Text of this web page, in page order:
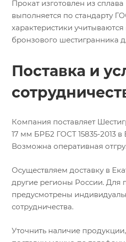
Прокат изготовлен из
выполняется по стандарту
характеристики
бронзового шестигранника
Поставка и
Компания поставляет
17 мм БРБ2 ГОСТ 15835-2013 в
Возможна оперативная
Осуществляем доставку в
другие регионы России. Для
предусмотрены
сотрудничества.
Уточнить наличие